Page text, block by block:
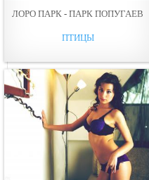
ЛОРО ПАРК - ПАРК ПОПУГАЕВ
ПТИЦЫ